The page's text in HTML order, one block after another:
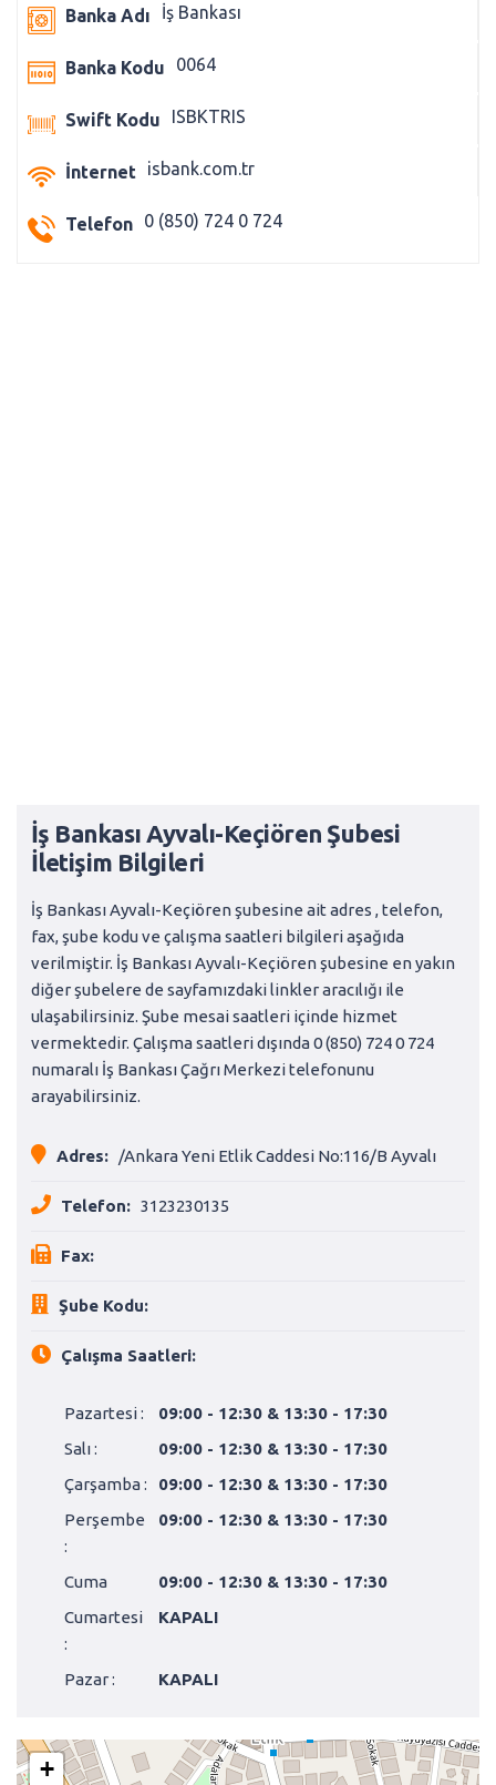
Banka Adı İş Bankası
Banka Kodu 0064
Swift Kodu ISBKTRIS
İnternet isbank.com.tr
Telefon 0 (850) 724 0 724
İş Bankası Ayvalı-Keçiören Şubesi
İletişim Bilgileri
İş Bankası Ayvalı-Keçiören şubesine ait adres , telefon,
fax, şube kodu ve çalışma saatleri bilgileri aşağıda
verilmiştir. İş Bankası Ayvalı-Keçiören şubesine en yakın
diğer şubelere de sayfamızdaki linkler aracılığı ile
ulaşabilirsiniz. Şube mesai saatleri içinde hizmet
vermektedir. Çalışma saatleri dışında 0 (850) 724 0 724
numaralı İş Bankası Çağrı Merkezi telefonunu
arayabilirsiniz.
Adres: /Ankara Yeni Etlik Caddesi No:116/B Ayvalı
Telefon: 3123230135
Fax:
Şube Kodu:
Çalışma Saatleri:
Pazartesi :
09:00 - 12:30 & 13:30 - 17:30
Salı :
09:00 - 12:30 & 13:30 - 17:30
Çarşamba :
09:00 - 12:30 & 13:30 - 17:30
Perşembe
:
09:00 - 12:30 & 13:30 - 17:30
Cuma
09:00 - 12:30 & 13:30 - 17:30
Cumartesi
:
KAPALI
Pazar : KAPALI
+